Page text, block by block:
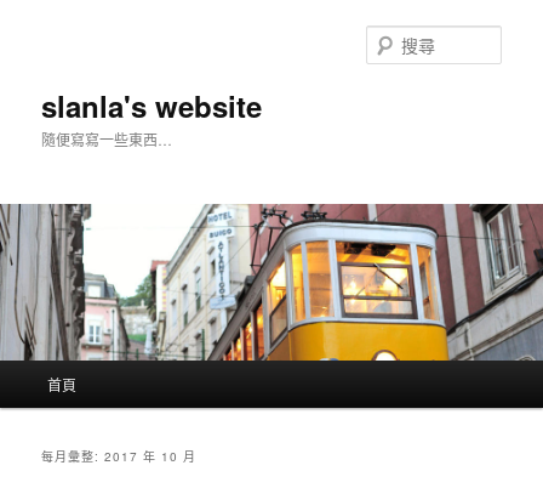
slanla's website
隨便寫寫一些東西…
尋
跳
跳
首頁
每月彙整:2017 年 10 月